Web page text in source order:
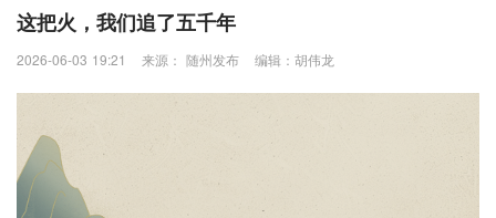
这把火，我们追了五千年
2026-06-03 19:21 来源： 随州发布 编辑：胡伟龙